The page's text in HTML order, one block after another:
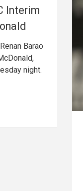
Interim
Barao
night.